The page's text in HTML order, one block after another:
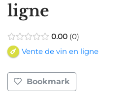
ligne
0.00 0
Vente de vin en ligne
Bookmark